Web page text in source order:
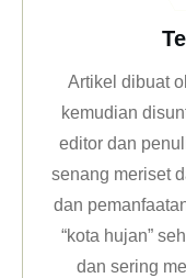
Artikel dibuat
kemudian
editor dan
senang meriset
dan
“kota hujan”
dan sering